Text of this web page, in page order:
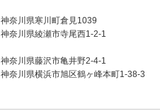
神奈川県寒川町倉見1039
神奈川県綾瀬市寺尾西1-2-1
神奈川県藤沢市亀井野2-4-1
神奈川県横浜市旭区鶴ヶ峰本町1-38-3